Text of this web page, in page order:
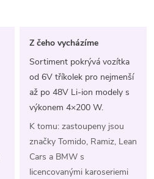
Z čeho vycházíme
Sortiment pokrývá vozítka
od 6V tříkolek pro nejmenší
až po 48V Li-ion modely s
výkonem 4×200 W.
K tomu: zastoupeny jsou
značky Tomido, Ramiz, Lean
Cars a BMW s
licencovanými karoseriemi